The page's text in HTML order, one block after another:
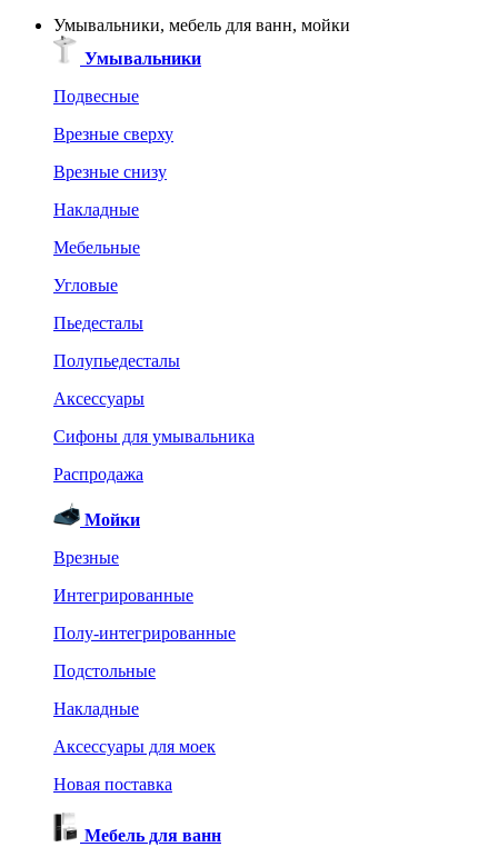
Умывальники, мебель для ванн, мойки
Умывальники
Подвесные
Врезные сверху
Врезные снизу
Накладные
Мебельные
Угловые
Пьедесталы
Полупьедесталы
Аксессуары
Сифоны для умывальника
Распродажа
Мойки
Врезные
Интегрированные
Полу-интегрированные
Подстольные
Накладные
Аксессуары для моек
Новая поставка
Мебель для ванн